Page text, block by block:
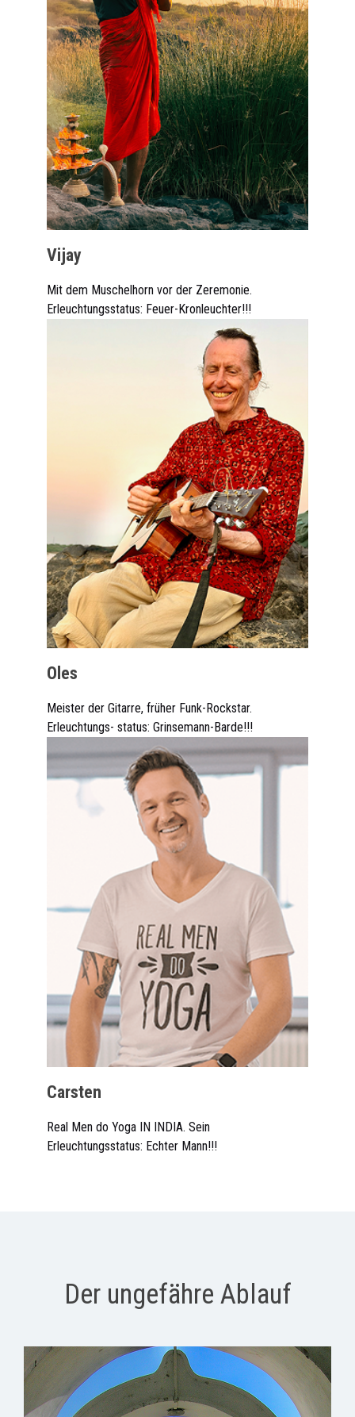
Vijay
Mit dem Muschelhorn vor der Zeremonie.
Erleuchtungsstatus: Feuer-Kronleuchter!!!
Oles
Meister der Gitarre, früher Funk-Rockstar.
Erleuchtungs- status: Grinsemann-Barde!!!
Carsten
Real Men do Yoga IN INDIA. Sein
Erleuchtungsstatus: Echter Mann!!!
Der ungefähre Ablauf